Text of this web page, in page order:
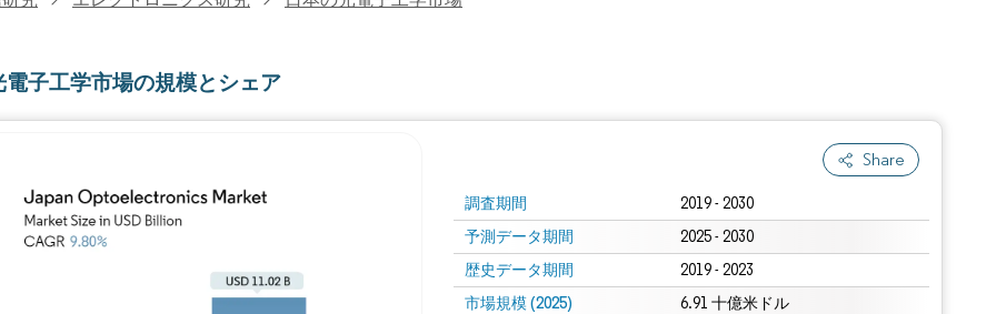
電子工学市場の規模とシェア
Share
調査期間 2019 - 2030
予測データ期間 2025 - 2030
歴史データ期間 2019 - 2023
市場規模 (2025) 6.91 十億米ドル